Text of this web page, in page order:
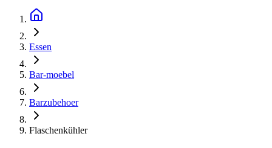
Essen
Bar-moebel
Barzubehoer
Flaschenkühler